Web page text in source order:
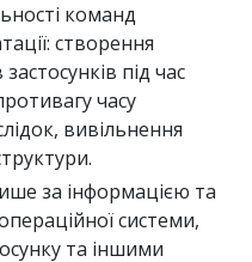
команд
створення
під час
часу
вивільнення
за інформацією та
системи,
та іншими